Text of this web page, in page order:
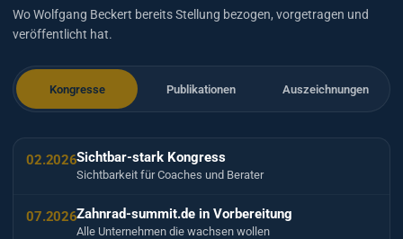
Wo Wolfgang Beckert bereits Stellung bezogen, vorgetragen und
veröffentlicht hat.
Kongresse Publikationen Auszeichnungen
02.2026Sichtbar-stark Kongress
Sichtbarkeit für Coaches und Berater
07.2026Zahnrad-summit.de in Vorbereitung
Alle Unternehmen die wachsen wollen